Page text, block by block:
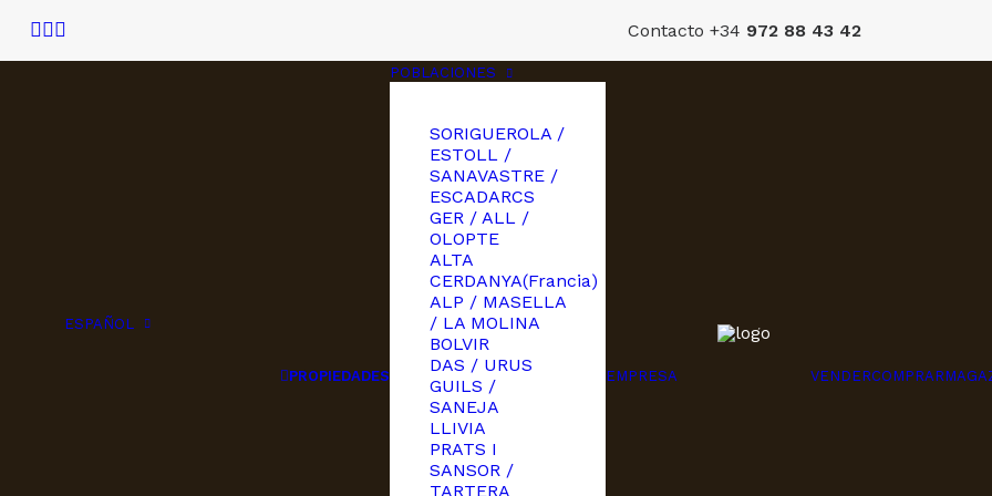
Contacto +34 972 88 43 42
ESPAÑOL
PROPIEDADES
POBLACIONES
SORIGUEROLA /
ESTOLL /
SANAVASTRE /
ESCADARCS
GER / ALL /
OLOPTE
ALTA
CERDANYA(Francia)
ALP / MASELLA
/ LA MOLINA
BOLVIR
DAS / URUS
GUILS /
SANEJA
LLIVIA
PRATS I
SANSOR /
TARTERA
EMPRESA VENDERCOMPRAR